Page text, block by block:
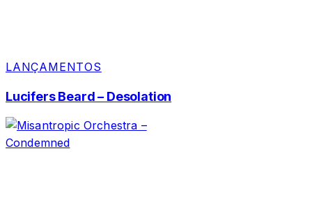
LANÇAMENTOS
Lucifers Beard – Desolation